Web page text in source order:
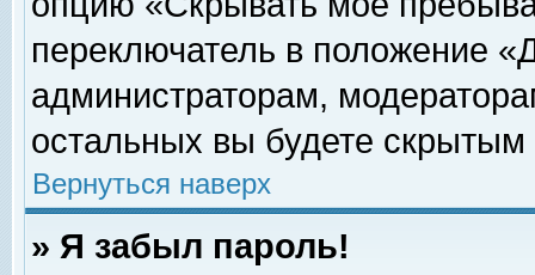
переключатель в положение
администраторам,
остальных вы будете скрытым
Вернуться наверх
» Я забыл пароль!